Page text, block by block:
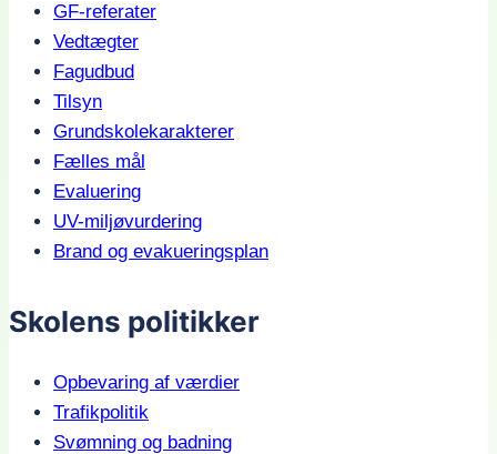
GF-referater
Vedtægter
Fagudbud
Tilsyn
Grundskolekarakterer
Fælles mål
Evaluering
UV-miljøvurdering
Brand og evakueringsplan
Skolens politikker
Opbevaring af værdier
Trafikpolitik
Svømning og badning